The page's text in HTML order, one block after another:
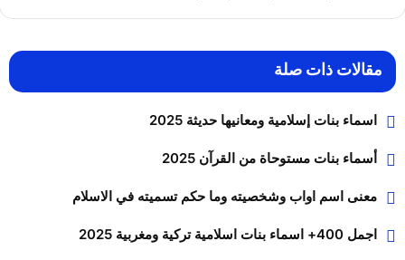
مقالات ذات صلة
اسماء بنات إسلامية ومعانيها حديثة 2025
أسماء بنات مستوحاة من القرآن 2025
معنى اسم اواب وشخصيته وما حكم تسميته في الاسلام
اجمل 400+ اسماء بنات اسلامية تركية ومغربية 2025